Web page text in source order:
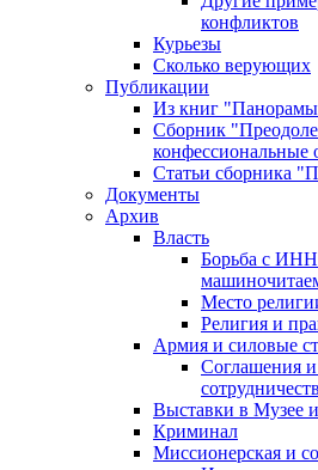
конфликтов
Курьезы
Сколько верующих
Публикации
Из книг
Сборник
конфессиональные
Статьи сборника
Документы
Архив
Власть
Борьба с
Место
Религия и
Армия и силовые
Соглашения и
Выставки в Музее
Криминал
Миссионерская и